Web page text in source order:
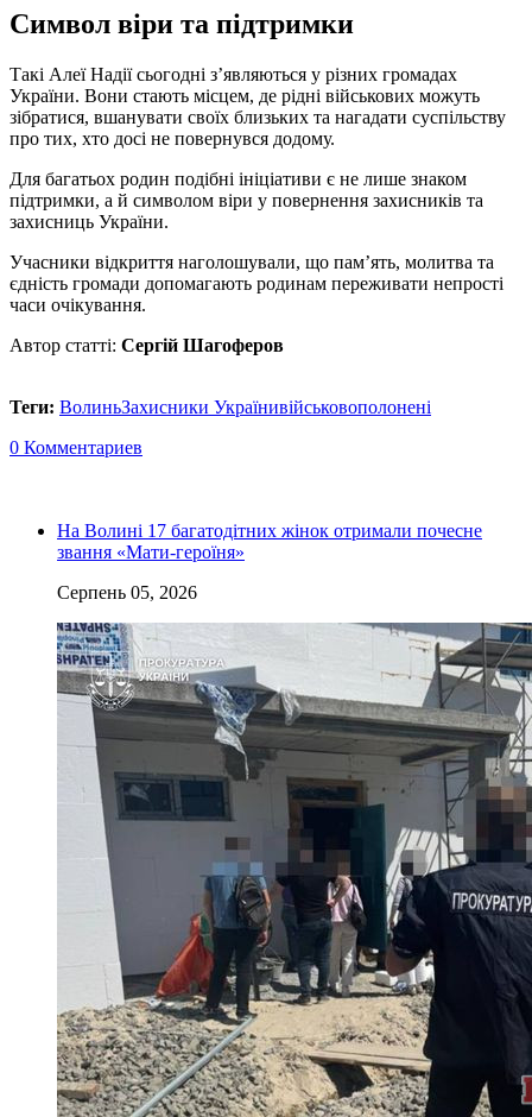
Символ віри та підтримки
Такі Алеї Надії сьогодні з’являються у різних громадах
України. Вони стають місцем, де рідні військових можуть
зібратися, вшанувати своїх близьких та нагадати суспільству
про тих, хто досі не повернувся додому.
Для багатьох родин подібні ініціативи є не лише знаком
підтримки, а й символом віри у повернення захисників та
захисниць України.
Учасники відкриття наголошували, що пам’ять, молитва та
єдність громади допомагають родинам переживати непрості
часи очікування.
Автор статті: Сергій Шагоферов
Теги: ВолиньЗахисники Українивійськовополонені
0 Комментариев
На Волині 17 багатодітних жінок отримали почесне
звання «Мати-героїня»
Серпень 05, 2026